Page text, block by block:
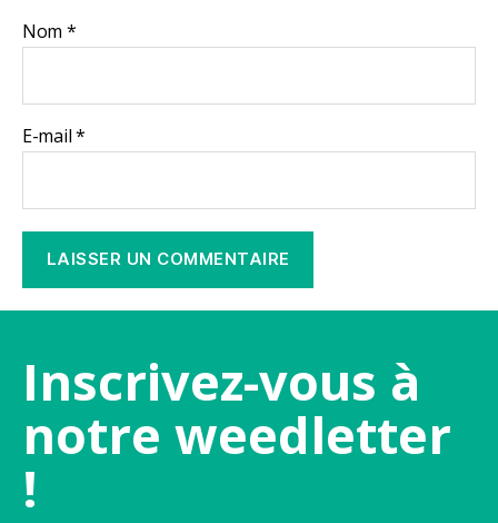
Nom *
E-mail*
Inscrivez-vous à
notre weedletter
!